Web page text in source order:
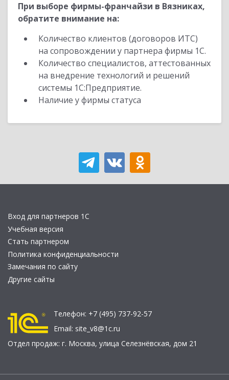
При выборе фирмы-франчайзи в Вязниках,
обратите внимание на:
Количество клиентов (договоров ИТС)
на сопровождении у партнера фирмы 1С.
Количество специалистов, аттестованных
на внедрение технологий и решений
системы 1С:Предприятие.
Наличие у фирмы статуса
Вход для партнеров 1С
Учебная версия
Стать партнером
Политика конфиденциальности
Замечания по сайту
Другие сайты
Телефон: +7 (495) 737-92-57
Email: site_v8@1c.ru
Отдел продаж: г. Москва, улица Селезнёвская, дом 21